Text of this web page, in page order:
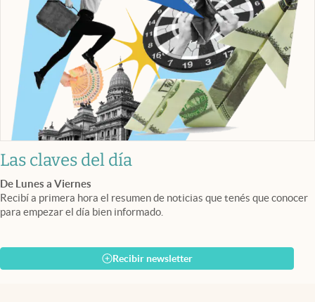
Las claves del día
De Lunes a Viernes
Recibí a primera hora el resumen de noticias que tenés que conocer
para empezar el día bien informado.
Recibir newsletter